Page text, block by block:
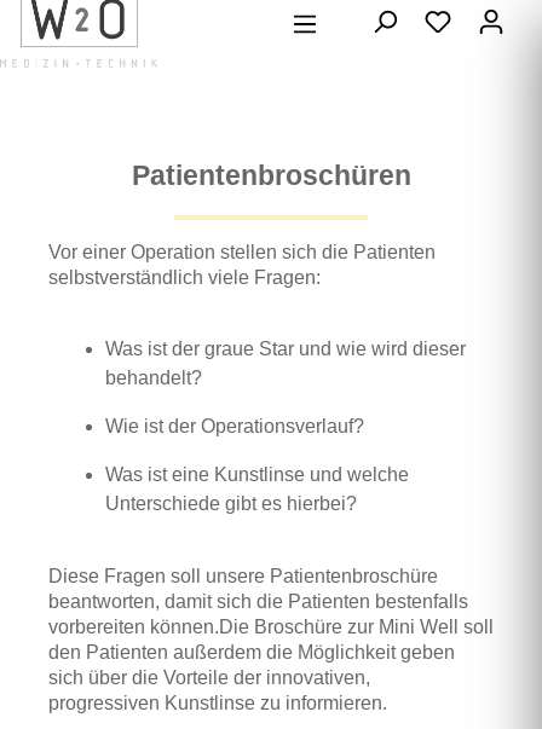
springen
Patientenbroschüren
Vor einer Operation stellen sich die Patienten
selbstverständlich viele Fragen:
Was ist der graue Star und wie wird dieser
behandelt?
Wie ist der Operationsverlauf?
Was ist eine Kunstlinse und welche
Unterschiede gibt es hierbei?
Diese Fragen soll unsere Patientenbroschüre
beantworten, damit sich die Patienten bestenfalls
vorbereiten können.Die Broschüre zur Mini Well soll
den Patienten außerdem die Möglichkeit geben
sich über die Vorteile der innovativen,
progressiven Kunstlinse zu informieren.